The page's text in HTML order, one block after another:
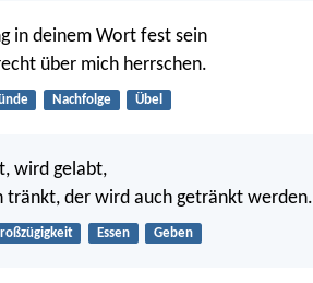
in deinem Wort fest sein
über mich herrschen.
Nachfolge Übel
wird gelabt,
tränkt, der wird auch getränkt werden.
Essen Geben